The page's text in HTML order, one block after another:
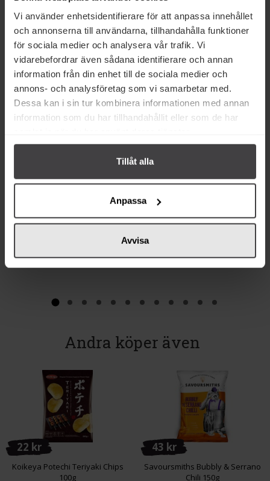
Vi använder enhetsidentifierare för att anpassa innehållet
och annonserna till användarna, tillhandahålla funktioner
för sociala medier och analysera vår trafik. Vi
vidarebefordrar även sådana identifierare och annan
information från din enhet till de sociala medier och
annons- och analysföretag som vi samarbetar med.
Dessa kan i sin tur kombinera informationen med annan
information som du har tillhandahållit eller som de har
Tillåt alla
Anpassa
Avvisa
Relaterade varor
37 kr
Köp
56 kr
Torres Chips XV Olivolja 125g
Köp
Andra köper även
22 kr
Koikeya Potechi Teriyaki Chips
100g
43 kr
Savoursmiths Bubbly & Serrano
Chili 150g